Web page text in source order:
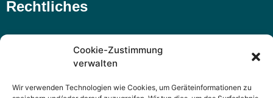
Cookie-Zustimmung
verwalten
Wir verwenden Technologien wie Cookies, um Geräteinformationen zu
Rechtliches
Widerrufsbelehrung